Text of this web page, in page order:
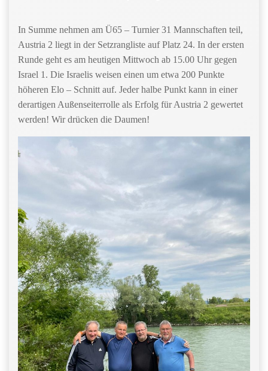
In Summe nehmen am Ü65 – Turnier 31 Mannschaften teil,
Austria 2 liegt in der Setzrangliste auf Platz 24. In der ersten
Runde geht es am heutigen Mittwoch ab 15.00 Uhr gegen
Israel 1. Die Israelis weisen einen um etwa 200 Punkte
höheren Elo – Schnitt auf. Jeder halbe Punkt kann in einer
derartigen Außenseiterrolle als Erfolg für Austria 2 gewertet
werden! Wir drücken die Daumen!